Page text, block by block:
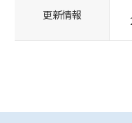
更新情報